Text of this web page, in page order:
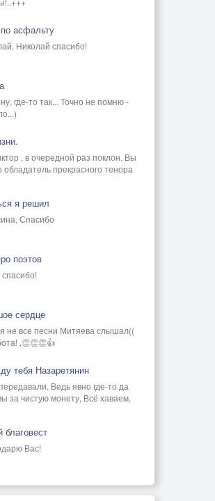
асфальту
Николай спасибо!
где-то так... Точно не помню -
, в очередной раз поклон. Вы
обладатель прекрасного тенора
я решил
Спасибо
поэтов
сердце
не все песни Митяева слышал((
,👏👏👏👍
тебя Назаретянин
Ведь явно где-то да
за чистую монету, Всё хаваем,
благовест
Вас!